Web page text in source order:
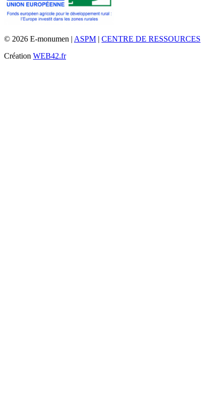
© 2026 E-monumen | ASPM | CENTRE DE RESSOURCES
Création WEB42.fr